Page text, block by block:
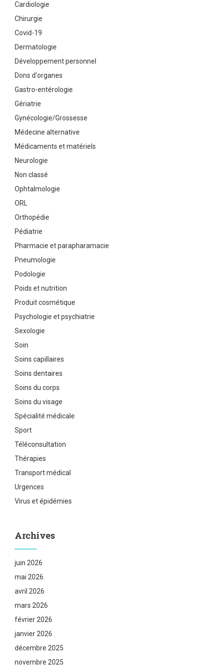
Cardiologie
Chirurgie
Covid-19
Dermatologie
Développement personnel
Dons d'organes
Gastro-entérologie
Gériatrie
Gynécologie/Grossesse
Médecine alternative
Médicaments et matériels
Neurologie
Non classé
Ophtalmologie
ORL
Orthopédie
Pédiatrie
Pharmacie et parapharamacie
Pneumologie
Podologie
Poids et nutrition
Produit cosmétique
Psychologie et psychiatrie
Sexologie
Soin
Soins capillaires
Soins dentaires
Soins du corps
Soins du visage
Spécialité médicale
Sport
Téléconsultation
Thérapies
Transport médical
Urgences
Virus et épidémies
Archives
juin 2026
mai 2026
avril 2026
mars 2026
février 2026
janvier 2026
décembre 2025
novembre 2025